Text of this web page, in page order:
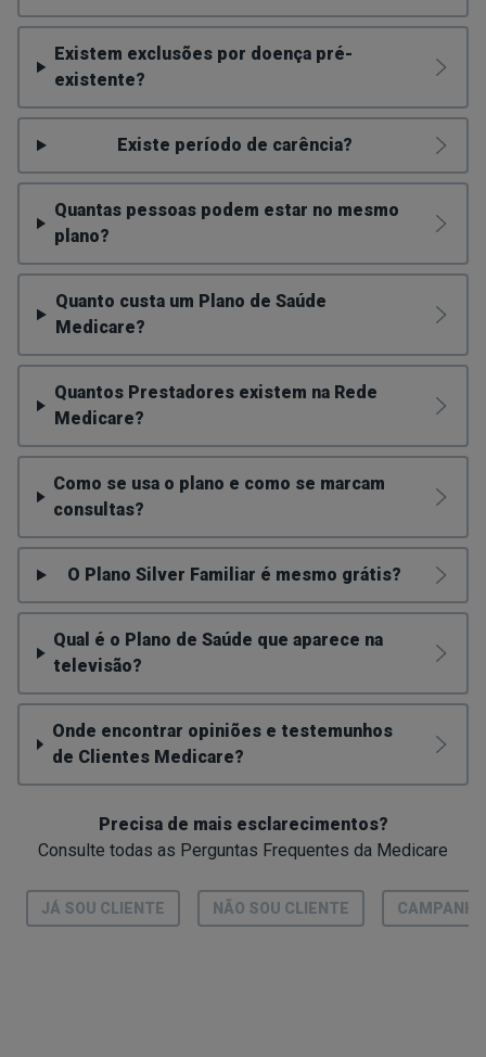
Existem exclusões por doença pré-
existente?
Existe período de carência?
Quantas pessoas podem estar no mesmo
plano?
Quanto custa um Plano de Saúde
Medicare?
Quantos Prestadores existem na Rede
Medicare?
Como se usa o plano e como se marcam
consultas?
O Plano Silver Familiar é mesmo grátis?
Qual é o Plano de Saúde que aparece na
televisão?
Onde encontrar opiniões e testemunhos
de Clientes Medicare?
Precisa de mais esclarecimentos?
Consulte todas as Perguntas Frequentes da Medicare
JÁ SOU CLIENTE NÃO SOU CLIENTE